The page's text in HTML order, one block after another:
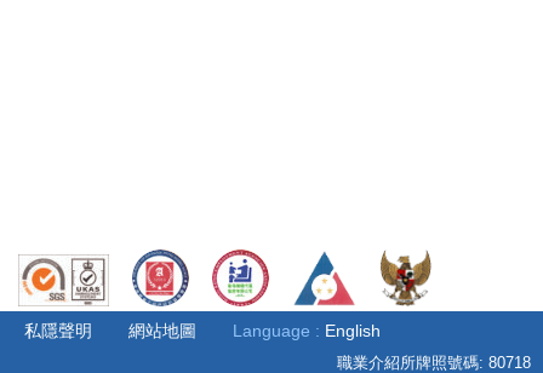
私隱聲明 網站地圖 Language : English
職業介紹所牌照號碼: 80718